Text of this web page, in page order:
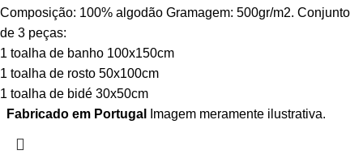
Composição: 100% algodão Gramagem: 500gr/m2. Conjunto
de 3 peças:
1 toalha de banho 100x150cm
1 toalha de rosto 50x100cm
1 toalha de bidé 30x50cm
Fabricado em Portugal
Imagem meramente ilustrativa.